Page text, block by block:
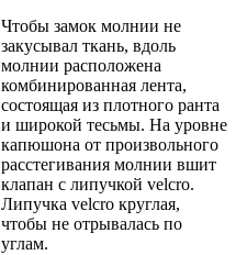
Чтобы замок молнии не
закусывал ткань, вдоль
молнии расположена
комбинированная лента,
состоящая из плотного ранта
и широкой тесьмы. На уровне
капюшона от произвольного
расстегивания молнии вшит
клапан с липучкой velcro.
Липучка velcro круглая,
чтобы не отрывалась по
углам.